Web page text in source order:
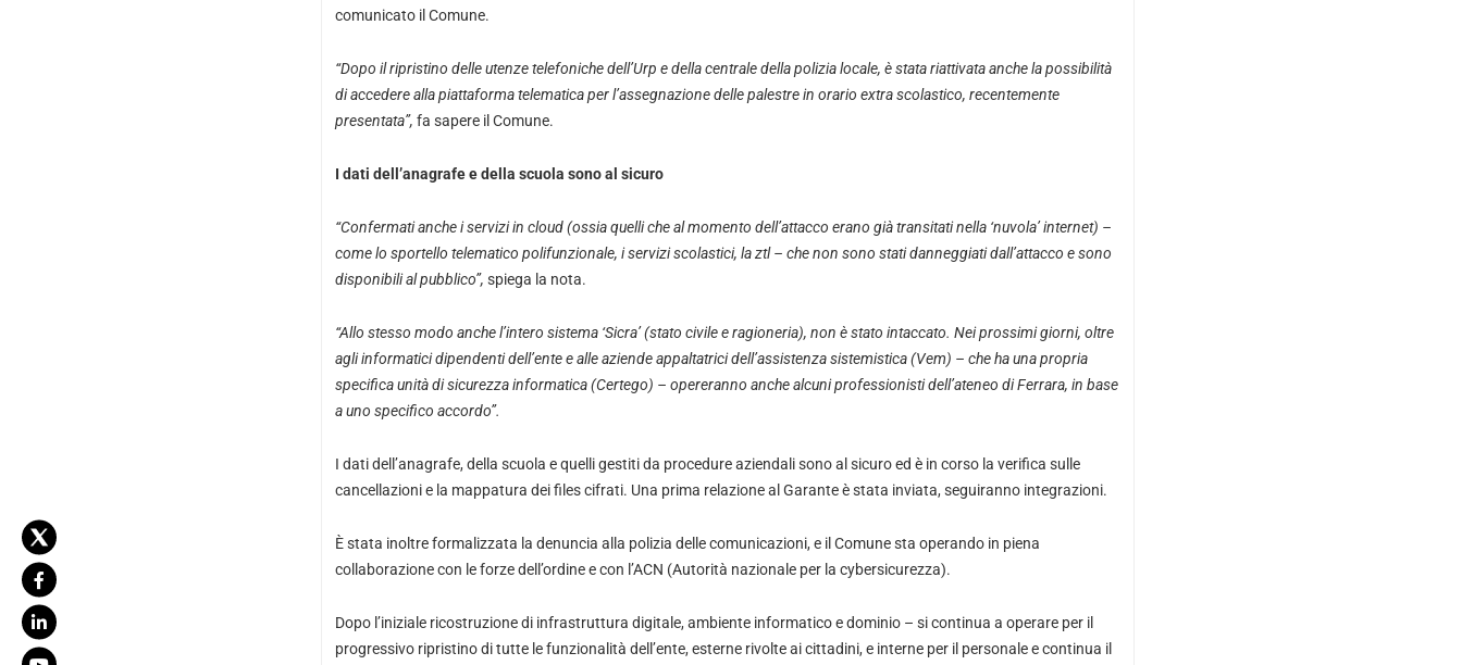
comunicato il Comune.
“Dopo il ripristino delle utenze telefoniche dell’Urp e della centrale della polizia locale, è stata riattivata anche la possibilità
di accedere alla piattaforma telematica per l’assegnazione delle palestre in orario extra scolastico, recentemente
presentata”, fa sapere il Comune.
I dati dell’anagrafe e della scuola sono al sicuro
“Confermati anche i servizi in cloud (ossia quelli che al momento dell’attacco erano già transitati nella ‘nuvola’ internet) –
come lo sportello telematico polifunzionale, i servizi scolastici, la ztl – che non sono stati danneggiati dall’attacco e sono
disponibili al pubblico”, spiega la nota.
“Allo stesso modo anche l’intero sistema ‘Sicra’ (stato civile e ragioneria), non è stato intaccato. Nei prossimi giorni, oltre
agli informatici dipendenti dell’ente e alle aziende appaltatrici dell’assistenza sistemistica (Vem) – che ha una propria
specifica unità di sicurezza informatica (Certego) – opereranno anche alcuni professionisti dell’ateneo di Ferrara, in base
a uno specifico accordo”.
I dati dell’anagrafe, della scuola e quelli gestiti da procedure aziendali sono al sicuro ed è in corso la verifica sulle
cancellazioni e la mappatura dei files cifrati. Una prima relazione al Garante è stata inviata, seguiranno integrazioni.
È stata inoltre formalizzata la denuncia alla polizia delle comunicazioni, e il Comune sta operando in piena
collaborazione con le forze dell’ordine e con l’ACN (Autorità nazionale per la cybersicurezza).
Dopo l’iniziale ricostruzione di infrastruttura digitale, ambiente informatico e dominio – si continua a operare per il
progressivo ripristino di tutte le funzionalità dell’ente, esterne rivolte ai cittadini, e interne per il personale e continua il